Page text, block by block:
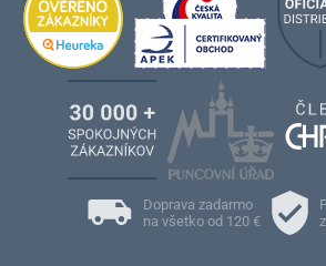
Doprava zadarmo
na všetko od 120 €